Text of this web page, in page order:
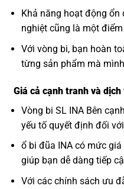
Khả năng hoạt động
nghiệt cũng là một
Với vòng bi, bạn hoàn
từng sản phẩm mà
Giá cả cạnh tranh và dịch
Vòng bi SL INA Bên
yếu tố quyết định đối
ổ bi đũa INA có mức
giúp bạn dễ dàng tiếp
Với các chính sách ưu